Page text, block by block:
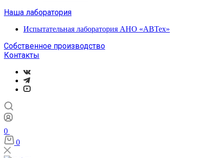
Наша лаборатория
Испытательная лаборатория АНО «АВТех»
Собственное производство
Контакты
0
0